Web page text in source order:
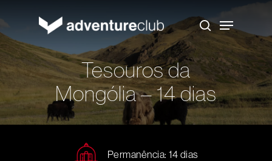
main
content
search
Menu
Tesouros da
Mongólia – 14 dias
Permanência: 14 dias